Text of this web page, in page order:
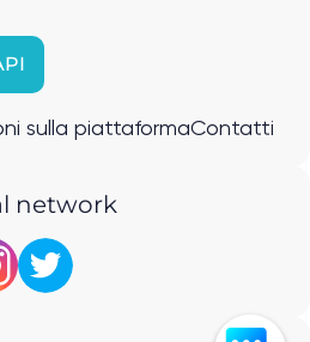
sulla piattaformaContatti
network